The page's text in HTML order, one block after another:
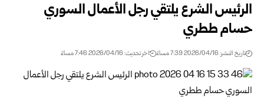
الرئيس الشرع يلتقي رجل الأعمال السوري
حسام ططري
تاريخ النشر: 2026/04/16 7:39 مساءً اخر تحديث: 2026/04/16 7:46 مساءً